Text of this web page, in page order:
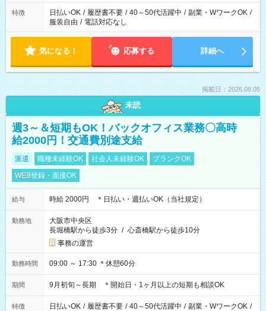
特徴 日払いOK / 履歴書不要 / 40～50代活躍中 / 副業・WワークOK /
服装自由 / 電話対応なし
気になる！ 応募する 詳細へ
掲載日：2026.08.05
未読
週3～＆短期もOK！バックオフィス業務〇高時
給2000円！交通費別途支給
派遣 職種未経験OK 社会人未経験OK
ブランクOK
WEB登録・面接OK
給与 時給 2000円 ＊日払い・週払いOK（当社規定）
勤務地
大阪市中央区
長堀橋駅から徒歩3分 / 心斎橋駅から徒歩10分
事務の運営
勤務時間 09:00 ～ 17:30 ＊休憩60分
期間 9月初旬～長期 ＊開始日・1ヶ月以上の短期も相談OK
特徴 日払いOK / 履歴書不要 / 40～50代活躍中 / 副業・WワークOK /